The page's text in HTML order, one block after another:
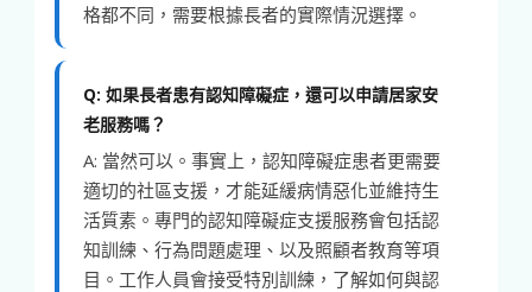
格都不同，需要根據長者的實際情況選擇。
Q: 如果長者患有認知障礙症，還可以申請居家安
老服務嗎？
A: 當然可以。事實上，認知障礙症患者更需要
適切的社區支援，才能延緩病情惡化並維持生
活質素。專門的認知障礙症支援服務會包括認
知訓練、行為問題處理、以及照顧者教育等項
目。工作人員會接受特別訓練，了解如何與認